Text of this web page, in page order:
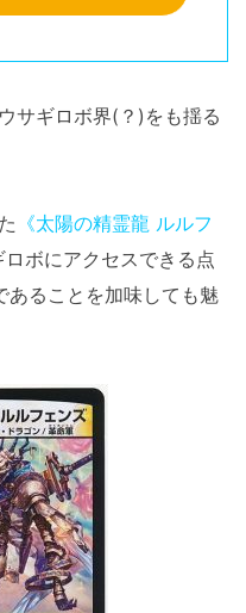
サギロボ界(？)をも揺る
《太陽の精霊龍 ルルフ
ボにアクセスできる点
あることを加味しても魅